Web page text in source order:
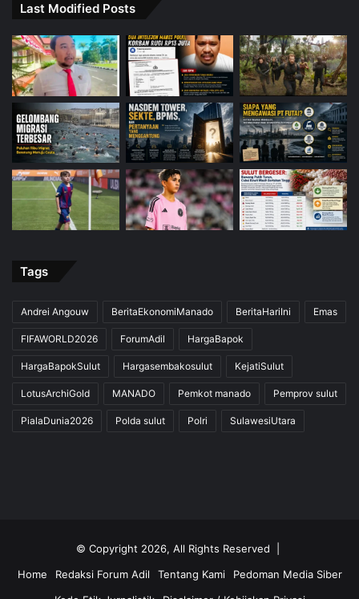
Last Modified Posts
Tags
Andrei Angouw BeritaEkonomiManado BeritaHariIni Emas
FIFAWORLD2026 ForumAdil HargaBapok
HargaBapokSulut Hargasembakosulut KejatiSulut
LotusArchiGold MANADO Pemkot manado Pemprov sulut
PialaDunia2026 Polda sulut Polri SulawesiUtara
© Copyright 2026, All Rights Reserved |
Home
Redaksi Forum Adil Tentang Kami
Pedoman Media Siber